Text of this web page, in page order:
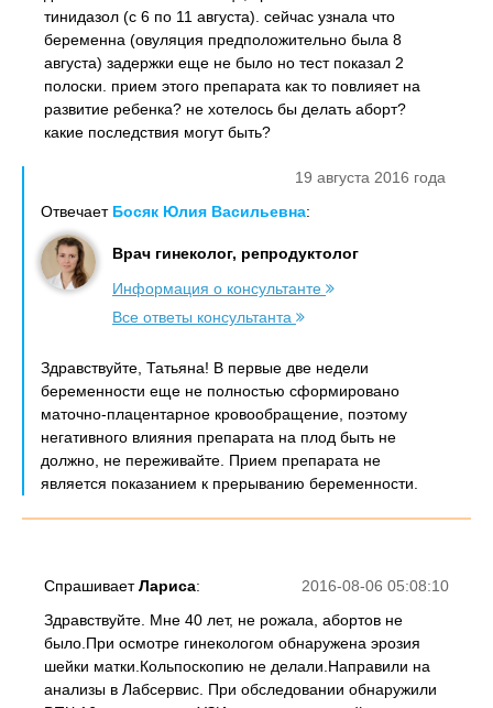
тинидазол (с 6 по 11 августа). сейчас узнала что
беременна (овуляция предположительно была 8
августа) задержки еще не было но тест показал 2
полоски. прием этого препарата как то повлияет на
развитие ребенка? не хотелось бы делать аборт?
какие последствия могут быть?
19 августа 2016 года
Отвечает Босяк Юлия Васильевна:
Врач гинеколог, репродуктолог
Информация о консультанте
Все ответы консультанта
Здравствуйте, Татьяна! В первые две недели
беременности еще не полностью сформировано
маточно-плацентарное кровообращение, поэтому
негативного влияния препарата на плод быть не
должно, не переживайте. Прием препарата не
является показанием к прерыванию беременности.
2016-08-06 05:08:10
СпрашиваетЛариса:
Здравствуйте. Мне 40 лет, не рожала, абортов не
было.При осмотре гинекологом обнаружена эрозия
шейки матки.Кольпоскопию не делали.Направили на
анализы в Лабсервис. При обследовании обнаружили